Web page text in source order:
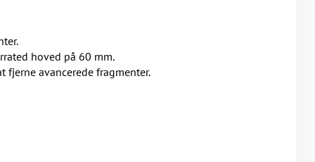
hoved på 60 mm.
fjerne avancerede fragmenter.